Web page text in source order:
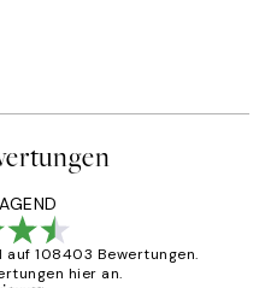
auf 108403 Bewertungen.
hier an.